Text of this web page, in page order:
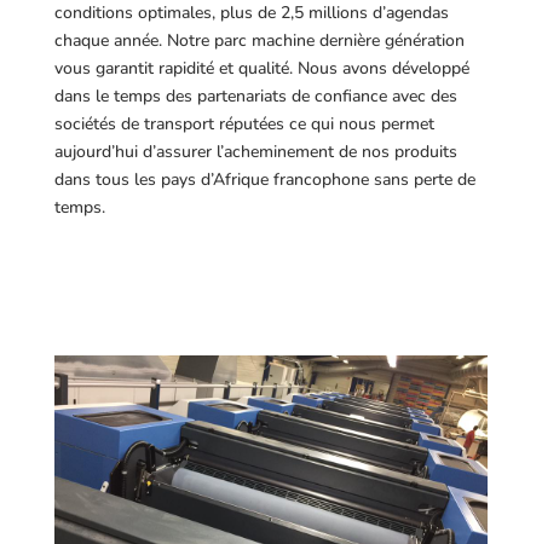
conditions optimales, plus de 2,5 millions d’agendas
chaque année. Notre parc machine dernière génération
vous garantit rapidité et qualité. Nous avons développé
dans le temps des partenariats de confiance avec des
sociétés de transport réputées ce qui nous permet
aujourd’hui d’assurer l’acheminement de nos produits
dans tous les pays d’Afrique francophone sans perte de
temps.